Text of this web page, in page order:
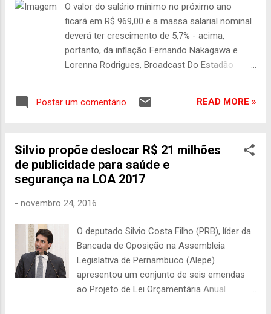
legislação, metade dos recursos deve ser
destinada a executar serviços públicos de
saúde. Ao todo, R$ 9,2 bilhões estão
previstos no projeto de Lei Orçamentária
Anual para o ano que vem, conhecido como
mais equilibrada das verbas por parte do
O valor do salário mínimo no próximo ano
ficará em R$ 969,00 e a massa salarial nominal
deverá ter crescimento de 5,7% - acima,
portanto, da inflação Fernando Nakagawa e
Lorenna Rodrigues, Broadcast Do Estadão
Produto Interno Bruto (PIB) de 2% no próximo
financeiro no relatório Focus de 25 de agosto.
Segundo os parâmetros apresentados nesta
quinta-feira, 31, pelo Ministério do
ano deve somar R$ 7,137 trilhões. No juro, o
cenário foi projetado com taxa Selic média de
8% no decorrer do ano e câmbio médio de R$
3,40 no decorrer de 2018. No juro, o cenário foi
projetado com taxa Selic média de 8% no
decorrer do ano e câmbio médio de R$ 3,40 no
decorrer de 2018 - Foto: Marcos Santos/USP
Postar um comentário READ MORE »
Silvio propõe deslocar R$ 21 milhões
de publicidade para saúde e
segurança na LOA 2017
- novembro 24, 2016
O deputado Silvio Costa Filho (PRB), líder da
Bancada de Oposição na Assembleia
Legislativa de Pernambuco (Alepe)
apresentou um conjunto de seis emendas
ao Projeto de Lei Orçamentária Anual